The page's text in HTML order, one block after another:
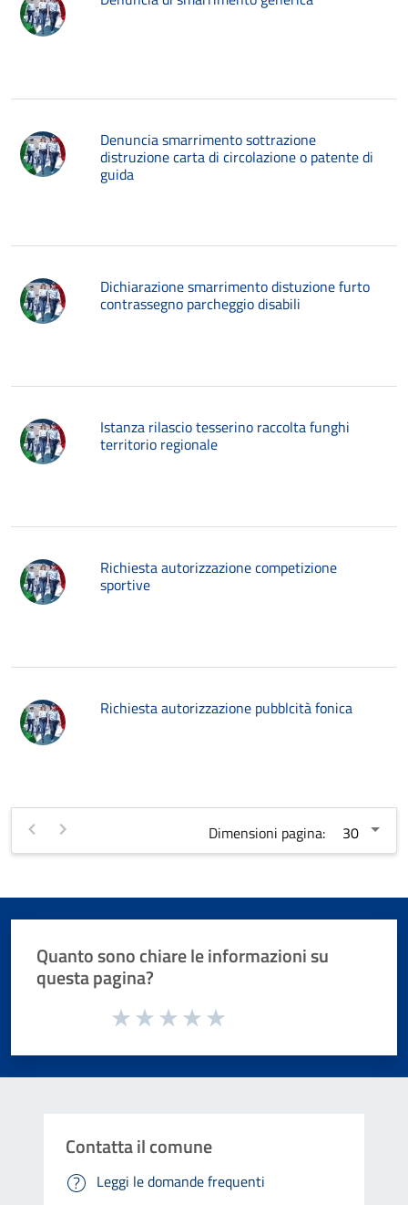
Denuncia smarrimento sottrazione
distruzione carta di circolazione o patente di
guida
Dichiarazione smarrimento distuzione furto
contrassegno parcheggio disabili
Istanza rilascio tesserino raccolta funghi
territorio regionale
Richiesta autorizzazione competizione
sportive
Richiesta autorizzazione pubblcità fonica
Dimensioni pagina:
Quanto sono chiare le informazioni su
questa pagina?
Valuta da 1 a 5 stelle la pagina
Contatta il comune
Leggi le domande frequenti